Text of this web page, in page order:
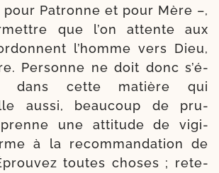
pour Patronne et pour Mère –,
que l’on attente aux
l’homme vers Dieu,
Personne ne doit donc s’é­
dans cette matière qui
aus­si, beau­coup de pru­
une atti­tude de vigi­
à la recom­man­da­tion de
toutes choses ; rete­